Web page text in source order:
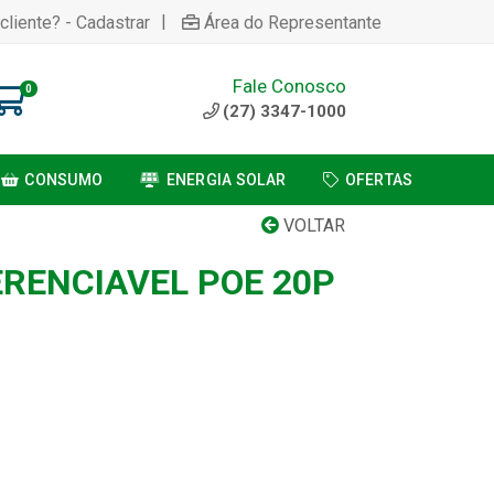
- Cadastrar | Área do Representante
0 Fale Conosco
(27) 3347-1000
CONSUMO ENERGIA SOLAR OFERTAS
VOLTAR
POE 20P